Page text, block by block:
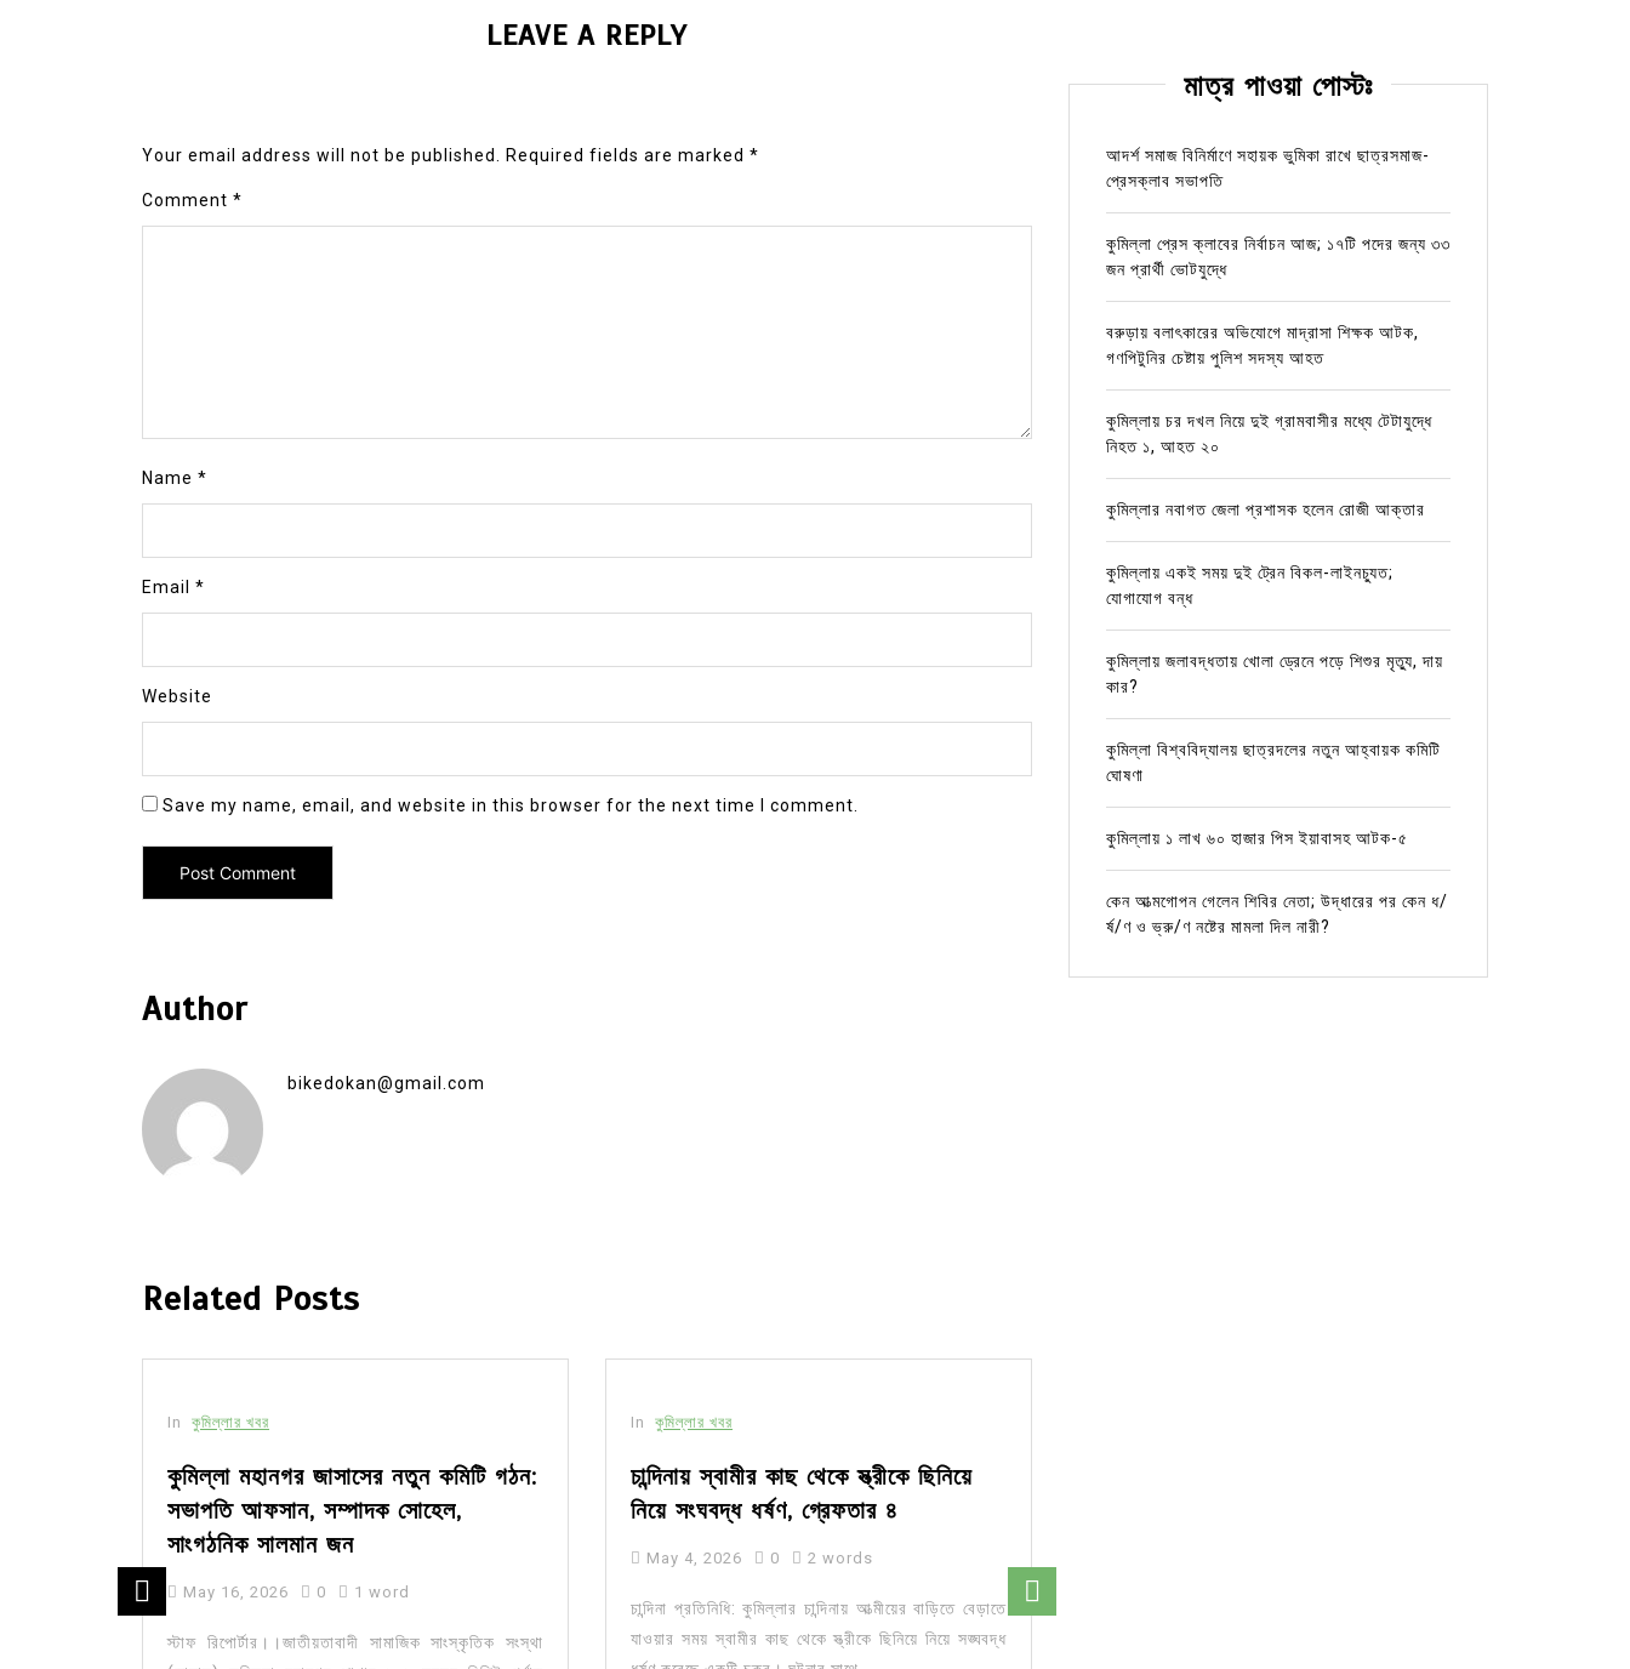
LEAVE A REPLY
Your email address will not be published. Required fields are marked *
Comment *
Name *
Email *
Website
Save my name, email, and website in this browser for the next time I comment.
Author
bikedokan@gmail.com
Related Posts
In কুমিল্লার খবর
কুমিল্লা মহানগর জাসাসের নতুন কমিটি গঠন:
সভাপতি আফসান, সম্পাদক সোহেল,
সাংগঠনিক সালমান জন
May 16, 2026 0 1 word
স্টাফ রিপোর্টার।।জাতীয়তাবাদী সামাজিক সাংস্কৃতিক সংস্থা
In কুমিল্লার খবর
চান্দিনায় স্বামীর কাছ থেকে স্ত্রীকে ছিনিয়ে
নিয়ে সংঘবদ্ধ ধর্ষণ, গ্রেফতার ৪
May 4, 2026 0 2 words
চান্দিনা প্রতিনিধি: কুমিল্লার চান্দিনায় আত্মীয়ের বাড়িতে বেড়াতে
যাওয়ার সময় স্বামীর কাছ থেকে স্ত্রীকে ছিনিয়ে নিয়ে সঙ্ঘবদ্ধ
মাত্র পাওয়া পোস্টঃ
আদর্শ সমাজ বিনির্মাণে সহায়ক ভুমিকা রাখে ছাত্রসমাজ-
প্রেসক্লাব সভাপতি
কুমিল্লা প্রেস ক্লাবের নির্বাচন আজ; ১৭টি পদের জন্য ৩৩
জন প্রার্থী ভোটযুদ্ধে
বরুড়ায় বলাৎকারের অভিযোগে মাদ্রাসা শিক্ষক আটক,
গণপিটুনির চেষ্টায় পুলিশ সদস্য আহত
কুমিল্লায় চর দখল নিয়ে দুই গ্রামবাসীর মধ্যে টেটাযুদ্ধে
নিহত ১, আহত ২০
কুমিল্লার নবাগত জেলা প্রশাসক হলেন রোজী আক্তার
কুমিল্লায় একই সময় দুই ট্রেন বিকল-লাইনচ্যুত;
যোগাযোগ বন্ধ
কুমিল্লায় জলাবদ্ধতায় খোলা ড্রেনে পড়ে শিশুর মৃত্যু, দায়
কার?
কুমিল্লা বিশ্ববিদ্যালয় ছাত্রদলের নতুন আহ্বায়ক কমিটি
ঘোষণা
কুমিল্লায় ১ লাখ ৬০ হাজার পিস ইয়াবাসহ আটক-৫
কেন আত্মগোপন গেলেন শিবির নেতা; উদ্ধারের পর কেন ধ/
র্ষ/ণ ও ভ্রু/ণ নষ্টের মামলা দিল নারী?